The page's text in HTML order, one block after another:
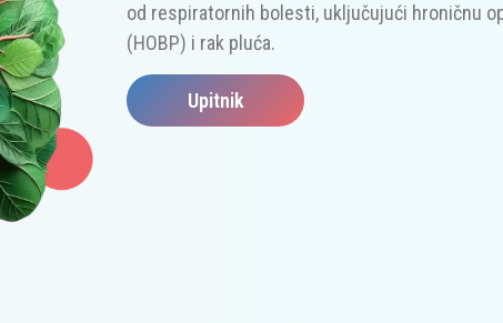
od respiratornih bolesti, uključujući hroničnu
(HOBP) i rak pluća.
Upitnik